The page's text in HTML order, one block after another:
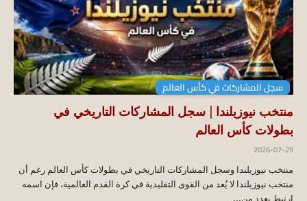
سجل المشاركات في كأس العالم
منتخب نيوزيلندا | سجل المشاركات التاريخي في
بطولات كأس العالم
2026-07-29
منتخب نيوزيلندا وسجل المشاركات التاريخي في بطولات كأس العالم رغم أن
منتخب نيوزيلندا لا يُعد من القوى التقليدية في كرة القدم العالمية، فإن اسمه